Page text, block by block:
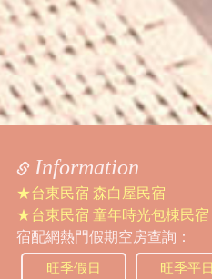
Information
★台東民宿 森白屋民宿
★台東民宿 童年時光包棟民宿
宿配網熱門假期空房查詢：
旺季假日 旺季平日